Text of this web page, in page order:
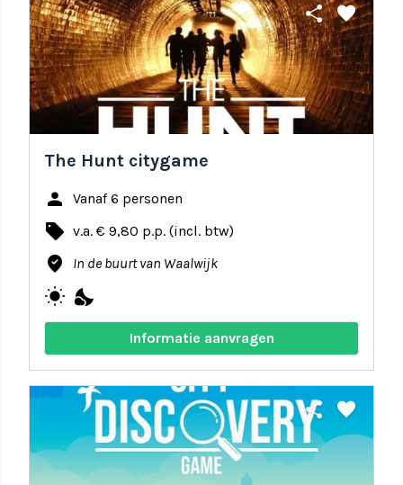
share favorite
The Hunt citygame
person Vanaf 6 personen
local_offer v.a. € 9,80 p.p. (incl. btw)
where_to_vote In de buurt van Waalwijk
wb_sunny nights_stay
Informatie aanvragen
share favorite